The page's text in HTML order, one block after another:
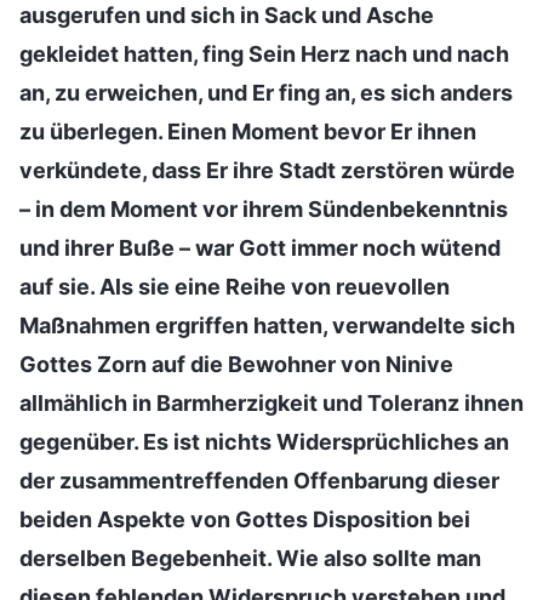
ausgerufen und sich in Sack und Asche
gekleidet hatten, fing Sein Herz nach und nach
an, zu erweichen, und Er fing an, es sich anders
zu überlegen. Einen Moment bevor Er ihnen
verkündete, dass Er ihre Stadt zerstören würde
– in dem Moment vor ihrem Sündenbekenntnis
und ihrer Buße – war Gott immer noch wütend
auf sie. Als sie eine Reihe von reuevollen
Maßnahmen ergriffen hatten, verwandelte sich
Gottes Zorn auf die Bewohner von Ninive
allmählich in Barmherzigkeit und Toleranz ihnen
gegenüber. Es ist nichts Widersprüchliches an
der zusammentreffenden Offenbarung dieser
beiden Aspekte von Gottes Disposition bei
derselben Begebenheit. Wie also sollte man